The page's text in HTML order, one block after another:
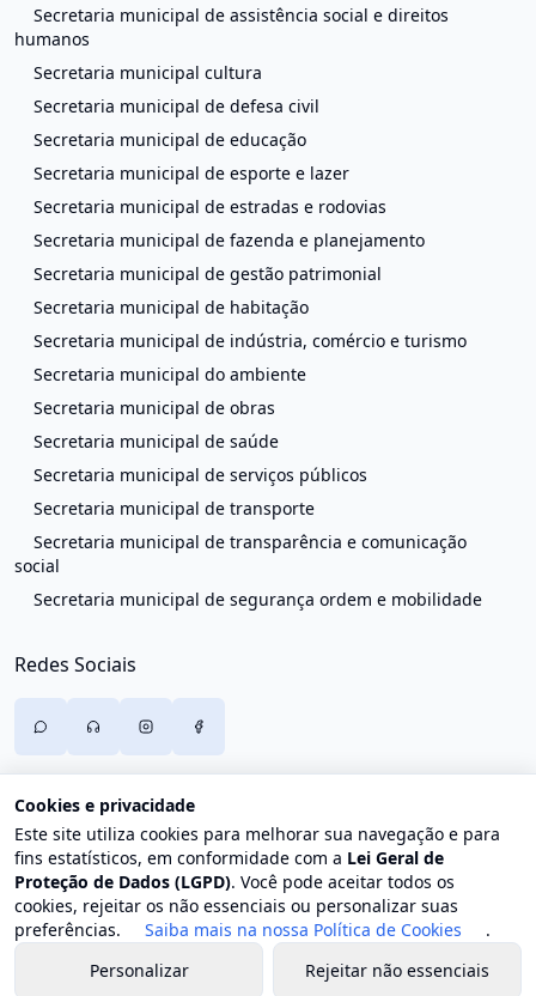
Secretaria municipal de assistência social e direitos
humanos
Secretaria municipal cultura
Secretaria municipal de defesa civil
Secretaria municipal de educação
Secretaria municipal de esporte e lazer
Secretaria municipal de estradas e rodovias
Secretaria municipal de fazenda e planejamento
Secretaria municipal de gestão patrimonial
Secretaria municipal de habitação
Secretaria municipal de indústria, comércio e turismo
Secretaria municipal do ambiente
Secretaria municipal de obras
Secretaria municipal de saúde
Secretaria municipal de serviços públicos
Secretaria municipal de transporte
Secretaria municipal de transparência e comunicação
social
Secretaria municipal de segurança ordem e mobilidade
Redes Sociais
Cookies e privacidade
Este site utiliza cookies para melhorar sua navegação e para
fins estatísticos, em conformidade com a Lei Geral de
Proteção de Dados (LGPD). Você pode aceitar todos os
cookies, rejeitar os não essenciais ou personalizar suas
preferências.
Saiba mais na nossa Política de Cookies
.
Personalizar
Rejeitar não essenciais